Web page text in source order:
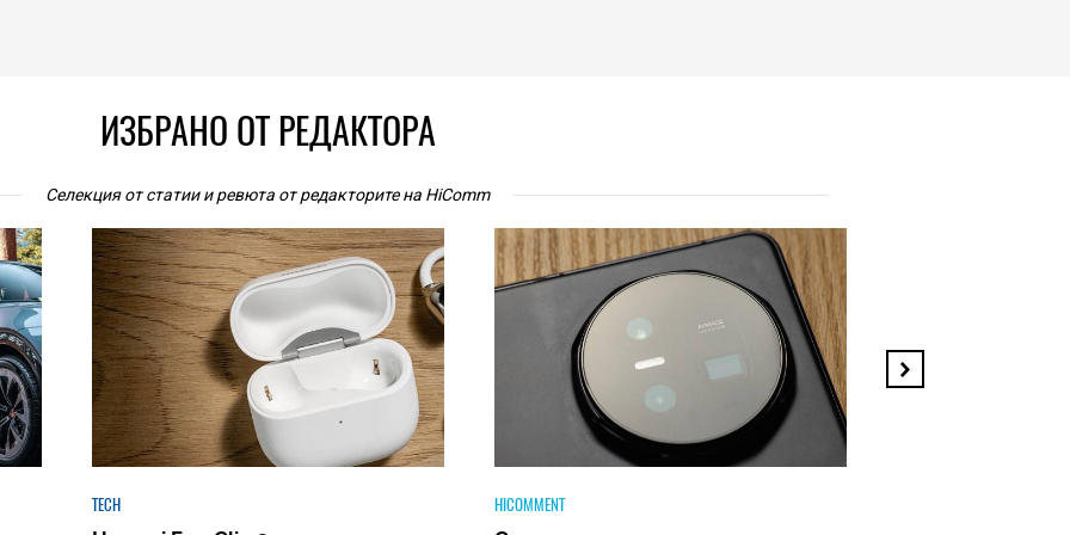
ИЗБРАНО ОТ РЕДАКТОРА
Селекция от статии и ревюта от редакторите на HiComm
HICOMMENT HICOMMENT